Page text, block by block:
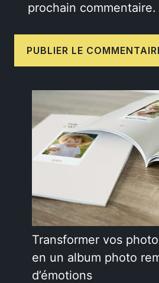
prochain commentaire.
Transformer vos
en un album photo
d’émotions